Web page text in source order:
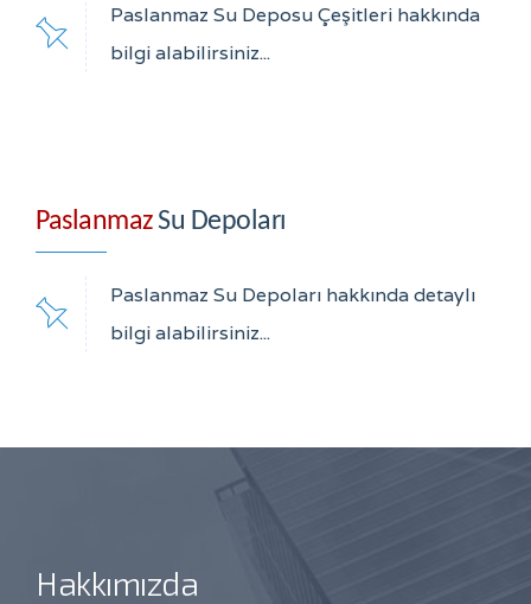
Paslanmaz Su Deposu Çeşitleri hakkında
bilgi alabilirsiniz...
PaslanmazSu Depoları
Paslanmaz Su Depoları hakkında detaylı
bilgi alabilirsiniz...
Hakkımızda